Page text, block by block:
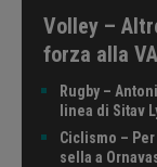
Volley –
forza alla
Rugby –
linea di Sitav
Ciclismo –
sella a